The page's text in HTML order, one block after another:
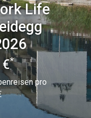
Life
*
pro